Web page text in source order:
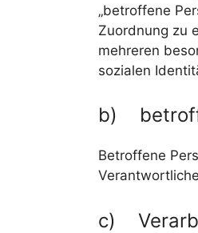
„betroffene
Zuordnung zu
mehreren
sozialen
b)
Betroffene
c)